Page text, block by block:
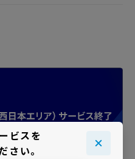
ビスを
さい。